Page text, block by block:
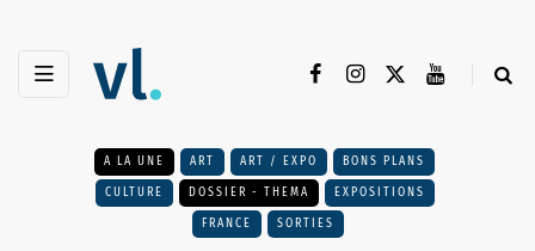
A LA UNE ART ART / EXPO BONS PLANS
CULTURE DOSSIER - THEMA EXPOSITIONS
FRANCE SORTIES